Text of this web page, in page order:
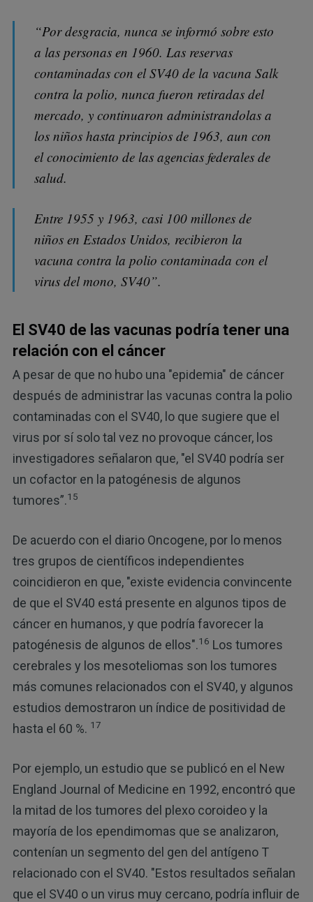
“Por desgracia, nunca se informó sobre esto
a las personas en 1960. Las reservas
contaminadas con el SV40 de la vacuna Salk
contra la polio, nunca fueron retiradas del
mercado, y continuaron administrandolas a
los niños hasta principios de 1963, aun con
el conocimiento de las agencias federales de
salud.
Entre 1955 y 1963, casi 100 millones de
niños en Estados Unidos, recibieron la
vacuna contra la polio contaminada con el
virus del mono, SV40”.
El SV40 de las vacunas podría tener una
relación con el cáncer
A pesar de que no hubo una "epidemia" de cáncer
después de administrar las vacunas contra la polio
contaminadas con el SV40, lo que sugiere que el
virus por sí solo tal vez no provoque cáncer, los
investigadores señalaron que, "el SV40 podría ser
un cofactor en la patogénesis de algunos
tumores”.15
De acuerdo con el diario Oncogene, por lo menos
tres grupos de científicos independientes
coincidieron en que, "existe evidencia convincente
de que el SV40 está presente en algunos tipos de
cáncer en humanos, y que podría favorecer la
patogénesis de algunos de ellos".16 Los tumores
cerebrales y los mesoteliomas son los tumores
más comunes relacionados con el SV40, y algunos
estudios demostraron un índice de positividad de
hasta el 60 %. 17
Por ejemplo, un estudio que se publicó en el New
England Journal of Medicine en 1992, encontró que
la mitad de los tumores del plexo coroideo y la
mayoría de los ependimomas que se analizaron,
contenían un segmento del gen del antígeno T
relacionado con el SV40. "Estos resultados señalan
que el SV40 o un virus muy cercano, podría influir de